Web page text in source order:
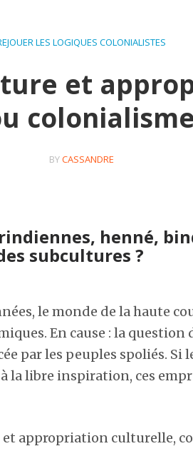
LES LOGIQUES COLONIALISTES
et
BYCASSANDRE
henné,
subcultures ?
le monde de la haute
En cause : la question
par les peuples spoliés. Si
la libre inspiration, ces
appropriation culturelle,